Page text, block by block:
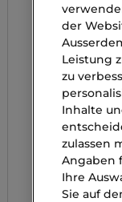
der
Leistung
zu
Inhalte
zulassen
Angaben
Ihre
Sie auf